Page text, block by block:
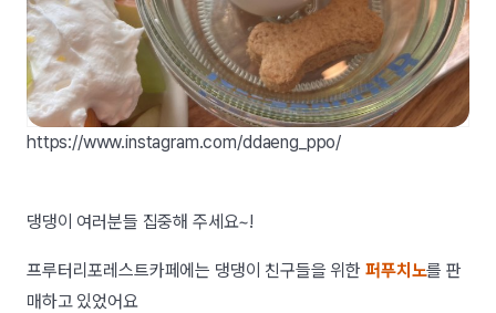
https://www.instagram.com/ddaeng_ppo/
댕댕이 여러분들 집중해 주세요~!
프루터리포레스트카페에는 댕댕이 친구들을 위한 퍼푸치노를 판
매하고 있었어요